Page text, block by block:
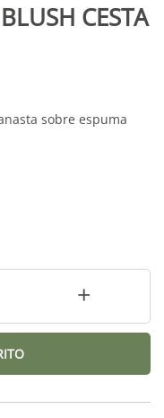
CESTA
sobre espuma
+